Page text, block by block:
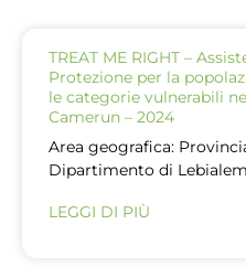
TREAT ME RIGHT –
Protezione per la
le categorie vulnerabili
Camerun – 2024
Area geografica:
Dipartimento di
LEGGI DI PIÙ